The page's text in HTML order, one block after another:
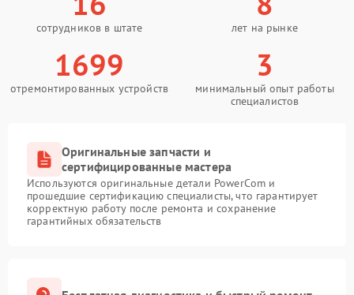
сотрудников в штате лет на рынке
1699
отремонтированных устройств
3
минимальный опыт работы
специалистов
Оригинальные запчасти и
сертифицированные мастера
Используются оригинальные детали PowerCom и
прошедшие сертификацию специалисты, что гарантирует
корректную работу после ремонта и сохранение
гарантийных обязательств